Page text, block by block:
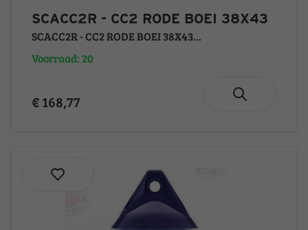
SCACC2R - CC2 RODE BOEI 38X43
SCACC2R - CC2 RODE BOEI 38X43...
Voorraad: 20
€ 168,77